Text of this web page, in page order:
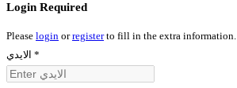
Login Required
Please login orregisterto fill in the extra information.
*